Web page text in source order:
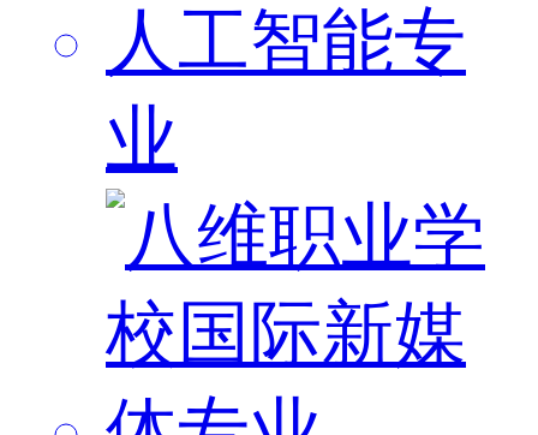
人工智能专
业